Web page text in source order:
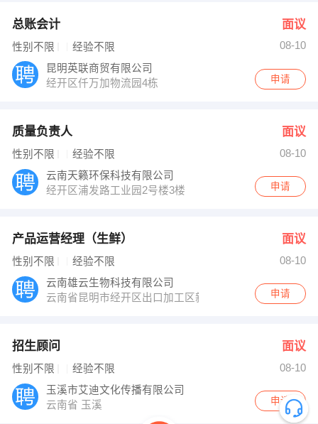
总账会计 面议
性别不限 经验不限
08-10
昆明英联商贸有限公司
经开区仟万加物流园4栋
申请
质量负责人 面议
性别不限 经验不限
08-10
云南天籁环保科技有限公司
经开区浦发路工业园2号楼3楼
申请
产品运营经理（生鲜） 面议
性别不限 经验不限
08-10
云南雄云生物科技有限公司
云南省昆明市经开区出口加工区新嘉源物流中心A区16幢
申请
招生顾问 面议
性别不限 经验不限
08-10
玉溪市艾迪文化传播有限公司
云南省 玉溪
申请